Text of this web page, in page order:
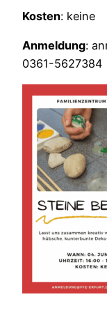
Kosten: keine
Anmeldung:
0361-5627384